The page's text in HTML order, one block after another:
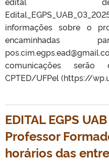
informações sobre o
comunicações
CPTED/UFPel (https://
EDITAL EGPS
Professor
horários das